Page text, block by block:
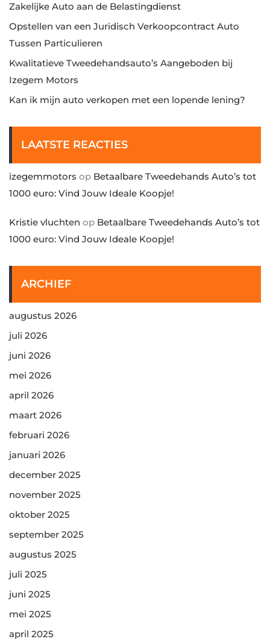
Zakelijke Auto aan de Belastingdienst
Opstellen van een Juridisch Verkoopcontract Auto
Tussen Particulieren
Kwalitatieve Tweedehandsauto’s Aangeboden bij
Izegem Motors
Kan ik mijn auto verkopen met een lopende lening?
LAATSTE REACTIES
izegemmotors op Betaalbare Tweedehands Auto’s tot
1000 euro: Vind Jouw Ideale Koopje!
Kristie vluchten op Betaalbare Tweedehands Auto’s tot
1000 euro: Vind Jouw Ideale Koopje!
ARCHIEF
augustus 2026
juli 2026
juni 2026
mei 2026
april 2026
maart 2026
februari 2026
januari 2026
december 2025
november 2025
oktober 2025
september 2025
augustus 2025
juli 2025
juni 2025
mei 2025
april 2025